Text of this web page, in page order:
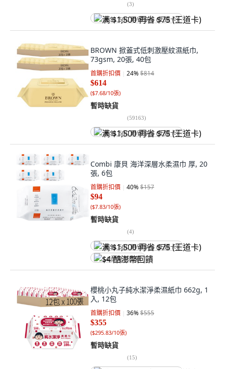
(3)
满 $1,500 再省 $75 (王道卡)
BROWN 掀蓋式低刺激壓紋濕紙巾,
73gsm, 20張, 40包
首購折扣價 24%$814
$614
($7.68/10張)
暫時缺貨
(59163)
满 $1,500 再省 $75 (王道卡)
Combi 康貝 海洋深層水柔濕巾 厚, 20
張, 6包
首購折扣價 40%$157
$94
($7.83/10張)
暫時缺貨
(4)
满 $1,500 再省 $75 (王道卡)
$4 酷澎幣回饋
櫻桃小丸子純水潔淨柔濕紙巾 662g, 1
入, 12包
首購折扣價 36%$555
$355
($295.83/10張)
暫時缺貨
(15)